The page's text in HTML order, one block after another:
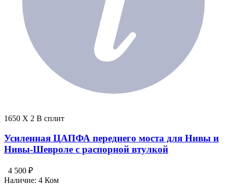
1650 X 2 В сплит
Усиленная ЦАПФА переднего моста для Нивы и
Нивы-Шевроле с распорной втулкой
4 500 ₽
Наличие: 4 Ком